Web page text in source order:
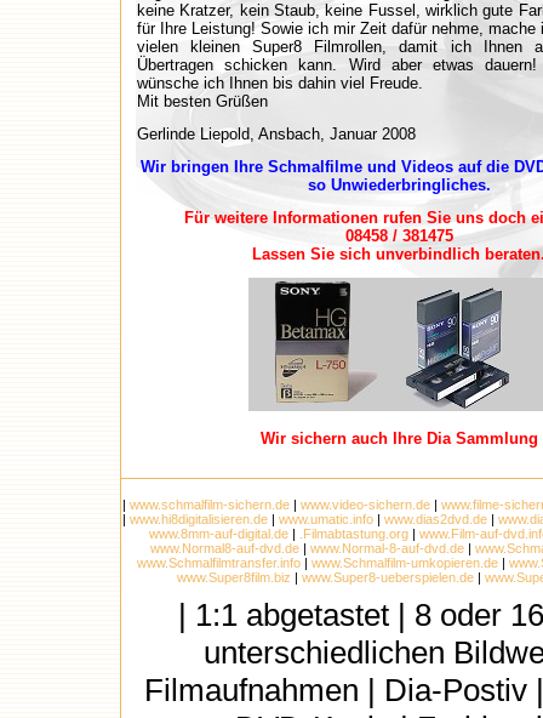
keine Kratzer, kein Staub, keine Fussel, wirklich gute
für Ihre Leistung! Sowie ich mir Zeit dafür nehme, mache
vielen kleinen Super8 Filmrollen, damit ich Ihnen
Übertragen schicken kann. Wird aber etwas
wünsche ich Ihnen bis dahin viel Freude.
Mit besten Grüßen
Gerlinde Liepold, Ansbach, Januar 2008
Wir bringen Ihre Schmalfilme und Videos auf die
so Unwiederbringliches.
Für weitere Informationen rufen Sie uns doch
08458 / 381475
Lassen Sie sich unverbindlich
Wir sichern auch Ihre Dia Sammlung
| www.schmalfilm-sichern.de | www.video-sichern.de | www.filme-
| www.hi8digitalisieren.de| www.umatic.info| www.dias2dvd.de|
www.8mm-auf-digital.de | .Filmabtastung.org | www.Film-auf-
www.Normal8-auf-dvd.de | www.Normal-8-auf-dvd.de |
www.Schmalfilmtransfer.info | www.Schmalfilm-umkopieren.de |
www.Super8film.biz | www.Super8-ueberspielen.de|
| 1:1 abgetastet | 8 oder
unterschiedlichen
Filmaufnahmen | Dia-